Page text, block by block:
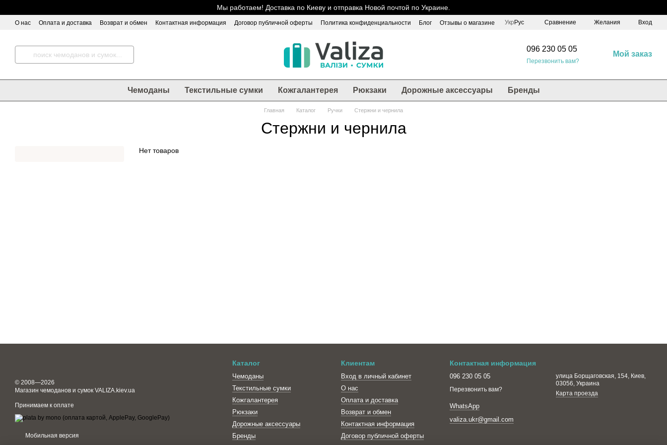
Мы работаем! Доставка по Киеву и отправка Новой почтой по Украине.
О нас Оплата и доставка Возврат и обмен Контактная информация Договор публичной оферты Политика конфиденциальности Блог Отзывы о магазине Укр Рус Сравнение Желания Вход
096 230 05 05
Перезвонить вам?
Мой заказ
Чемоданы Текстильные сумки Кожгалантерея Рюкзаки Дорожные аксессуары Бренды
Главная Каталог Ручки Стержни и чернила
Стержни и чернила
Нет товаров
© 2008—2026
Магазин чемоданов и сумок VALIZA.kiev.ua
Принимаем к оплате
Мобильная версия
Каталог
Чемоданы
Текстильные сумки
Кожгалантерея
Рюкзаки
Дорожные аксессуары
Бренды
Клиентам
Вход в личный кабинет
О нас
Оплата и доставка
Возврат и обмен
Контактная информация
Договор публичной оферты
Контактная информация
096 230 05 05
Перезвонить вам?
WhatsApp
valiza.ukr@gmail.com
улица Борщаговская, 154, Киев,
03056, Украина
Карта проезда